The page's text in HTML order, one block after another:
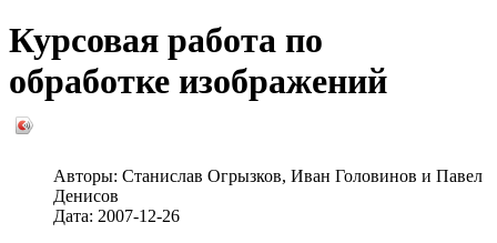
Курсовая работа по
обработке изображений
Авторы: Станислав Огрызков, Иван Головинов и Павел
Денисов
Дата: 2007-12-26